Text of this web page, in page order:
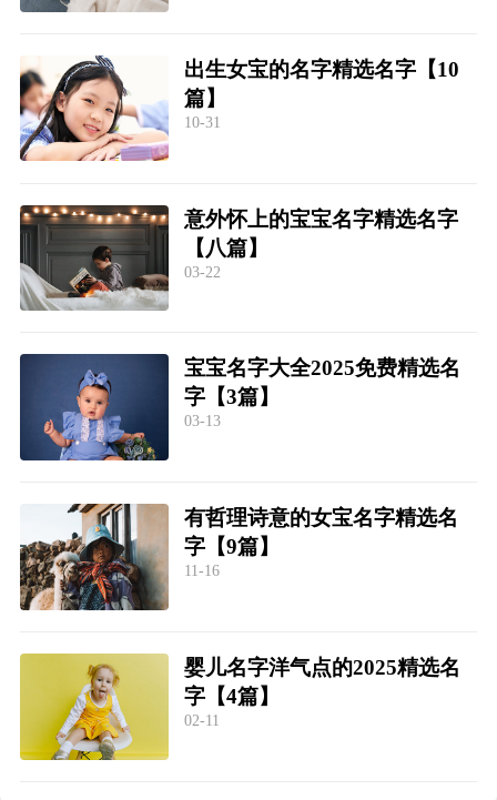
出生女宝的名字精选名字【10
篇】
10-31
意外怀上的宝宝名字精选名字
【八篇】
03-22
宝宝名字大全2025免费精选名
字【3篇】
03-13
有哲理诗意的女宝名字精选名
字【9篇】
11-16
婴儿名字洋气点的2025精选名
字【4篇】
02-11